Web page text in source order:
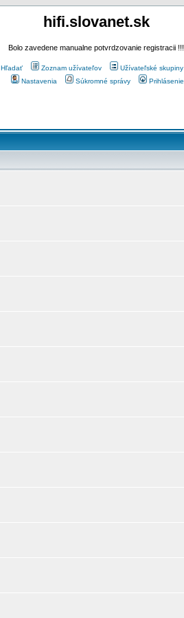
hifi.slovanet.sk
Bolo zavedene manualne potvrdzovanie registracii !!!
Hľadať Zoznam užívateľov Užívateľské skupiny
Nastavenia
Súkromné správy Prihlásenie